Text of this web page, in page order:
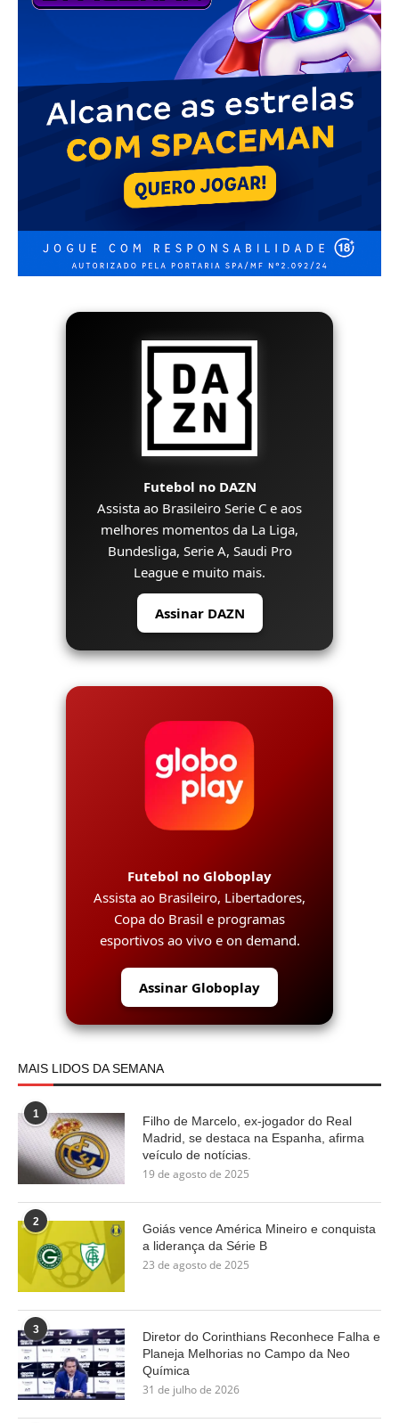
Futebol no DAZN
Assista ao Brasileiro Serie C e aos
melhores momentos da La Liga,
Bundesliga, Serie A, Saudi Pro
League e muito mais.
Assinar DAZN
Futebol no Globoplay
Assista ao Brasileiro, Libertadores,
Copa do Brasil e programas
esportivos ao vivo e on demand.
Assinar Globoplay
MAIS LIDOS DA SEMANA
1
Filho de Marcelo, ex-jogador do Real
Madrid, se destaca na Espanha, afirma
veículo de notícias.
19 de agosto de 2025
2
Goiás vence América Mineiro e conquista
a liderança da Série B
23 de agosto de 2025
3
Diretor do Corinthians Reconhece Falha e
Planeja Melhorias no Campo da Neo
Química
31 de julho de 2026